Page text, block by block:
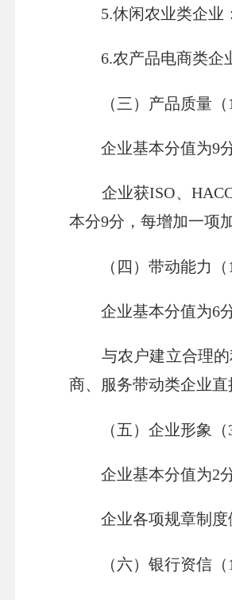
5.休闲农业类企业
6.农产品电商类企
（三）产品质量（
企业基本分值为9
企业获ISO、
本分9分，每增加一项
（四）带动能力（
企业基本分值为6
与农户建立合理
商、服务带动类企业直
（五）企业形象（
企业基本分值为2
企业各项规章制
（六）银行资信（